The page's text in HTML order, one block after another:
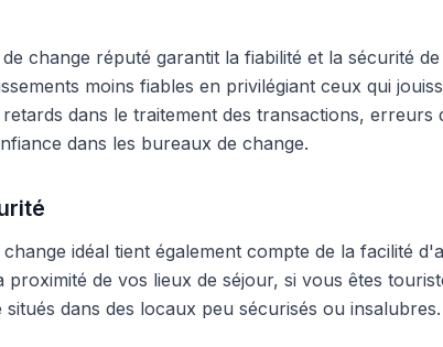
change réputé garantit la fiabilité et la sécurité
moins fiables en privilégiant ceux qui
dans le traitement des transactions, erreurs
dans les bureaux de change.
idéal tient également compte de la facilité
de vos lieux de séjour, si vous êtes
dans des locaux peu sécurisés ou insalubres.